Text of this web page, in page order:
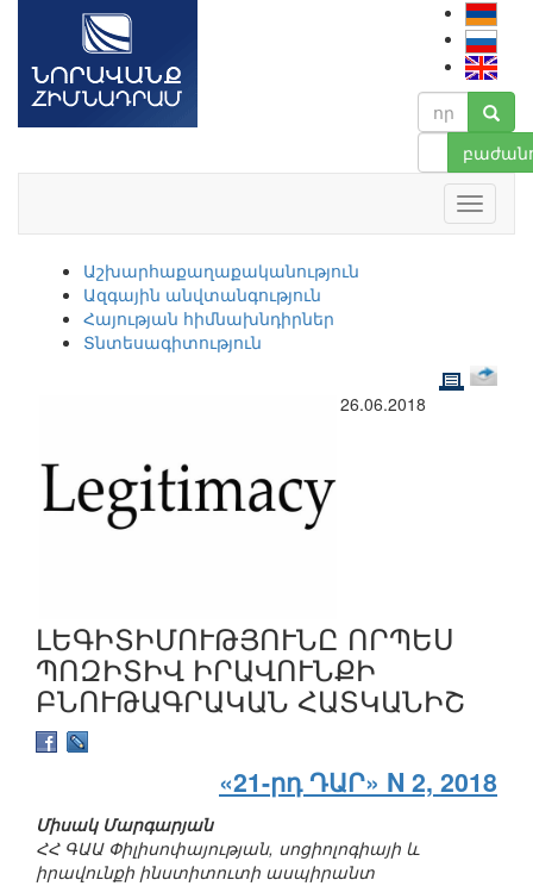
Աշխարհաքաղաքականություն
Ազգային անվտանգություն
Հայության հիմնախնդիրներ
Տնտեսագիտություն
26.06.2018
ԼԵԳԻՏԻՄՈՒԹՅՈՒՆԸ ՈՐՊԵՍ
ՊՈԶԻՏԻՎ ԻՐԱՎՈՒՆՔԻ
ԲՆՈՒԹԱԳՐԱԿԱՆ ՀԱՏԿԱՆԻՇ
«21-րդ ԴԱՐ» N 2, 2018
Միսակ Մարգարյան
ՀՀ ԳԱԱ Փիլիսոփայության, սոցիոլոգիայի և
իրավունքի ինստիտուտի ասպիրանտ